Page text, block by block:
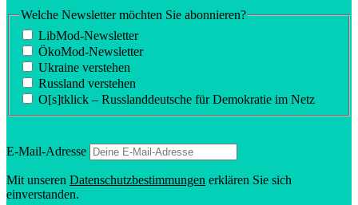
Welche Newsletter möchten Sie abonnieren?
LibMod-Newsletter
ÖkoMod-Newsletter
Ukraine verstehen
Russland verstehen
O[s]tklick – Russland­deutsche für Demokratie im Netz
E‑Mail-Adresse
Mit unseren Daten­schutz­be­stim­mungen erklären Sie sich
einverstanden.